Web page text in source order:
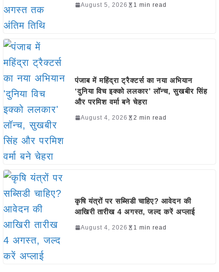
August 5, 2026 1 min read
पंजाब में महिंद्रा ट्रैक्टर्स का नया अभियान
‘दुनिया विच इक्को ललकार’ लॉन्च, सुखबीर सिंह
और परमिश वर्मा बने चेहरा
August 4, 2026 2 min read
कृषि यंत्रों पर सब्सिडी चाहिए? आवेदन की
आखिरी तारीख 4 अगस्त, जल्द करें अप्लाई
August 4, 2026 1 min read